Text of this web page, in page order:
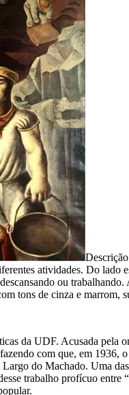
atividades. Do lado
ou
tons de cinza e marrom,
da UDF. Acusada
com que, em
do Machado. Uma
trabalho profícuo